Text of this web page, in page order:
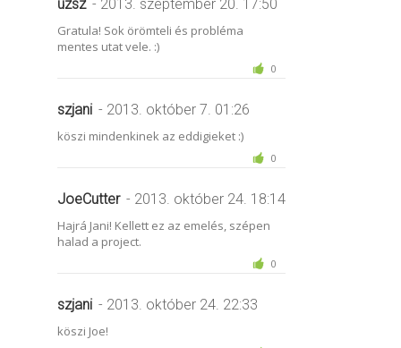
uzsz - 2013. szeptember 20. 17:50
Gratula! Sok örömteli és probléma
mentes utat vele. :)
0
szjani - 2013. október 7. 01:26
köszi mindenkinek az eddigieket :)
0
JoeCutter - 2013. október 24. 18:14
Hajrá Jani! Kellett ez az emelés, szépen
halad a project.
0
szjani - 2013. október 24. 22:33
köszi Joe!